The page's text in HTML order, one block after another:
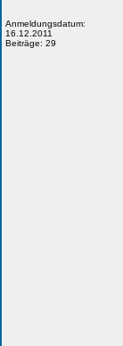
Anmeldungsdatum:
16.12.2011
Beiträge: 29